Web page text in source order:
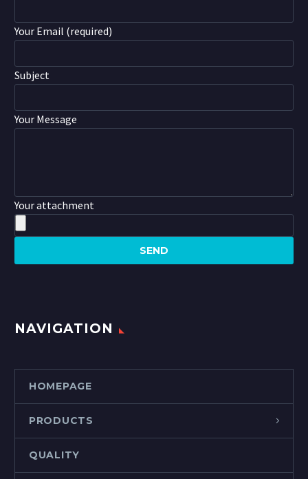
Your Email (required)
Subject
Your Message
Your attachment
NAVIGATION
HOMEPAGE
PRODUCTS
QUALITY